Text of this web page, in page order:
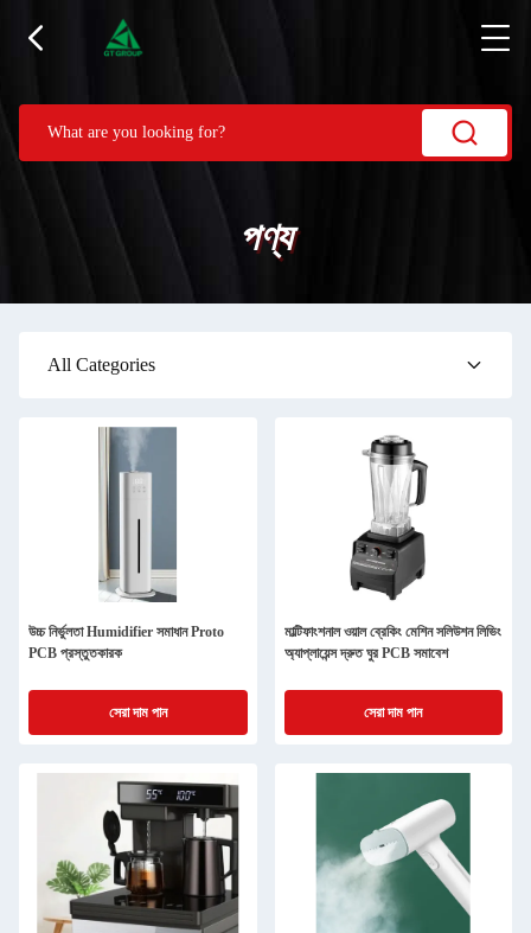
পণ্য
All Categories
উচ্চ নির্ভুলতা Humidifier সমাধান Proto
PCB প্রস্তুতকারক
সেরা দাম পান
মাল্টিফাংশনাল ওয়াল ব্রেকিং মেশিন সলিউশন লিভিং
অ্যাপ্লায়েন্স দ্রুত ঘুর PCB সমাবেশ
সেরা দাম পান